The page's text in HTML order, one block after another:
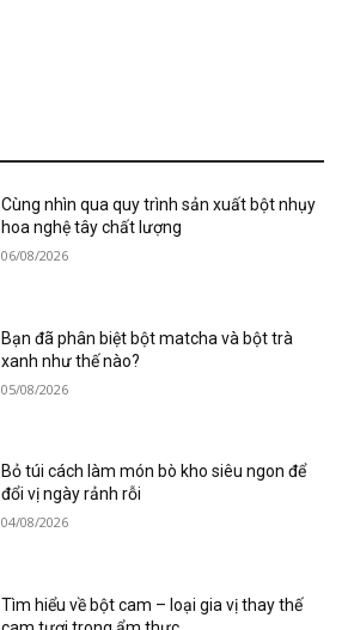
Cùng nhìn qua quy trình sản xuất bột nhụy
hoa nghệ tây chất lượng
06/08/2026
Bạn đã phân biệt bột matcha và bột trà
xanh như thế nào?
05/08/2026
Bỏ túi cách làm món bò kho siêu ngon để
đổi vị ngày rảnh rỗi
04/08/2026
Tìm hiểu về bột cam – loại gia vị thay thế